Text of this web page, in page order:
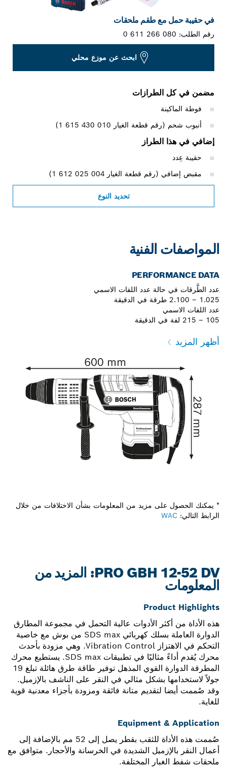
في حقيبة حمل مع طقم ملحقات
رقم الطلب:0 611 266 080
ابحث عن موزع محلي
مضمن في كل الطرازات
فوطة الماكينة
أنبوب شحم (رقم قطعة الغيار ‎1 615 430 010)
إضافي في هذا الطراز
حقيبة عِدد
مقبض إضافي (رقم قطعة الغيار ‎1 612 025 004)
تحديد النوع
المواصفات الفنية
PERFORMANCE DATA
عدد الطَّرقات في حالة عدد اللفات الاسمي
1.025 – 2.100 طرقة في الدقيقة
عدد اللفات الاسمي
105 – 215 لفة في الدقيقة
أظهر المزيد
* يمكنك الحصول على مزيد من المعلومات بشأن الاختلافات من خلال
الرابط التالي: WAC
PRO GBH 12-52 DV: المزيد من
المعلومات
Product Highlights
هذه الأداة من أكثر الأدوات عالية التحمل في مجموعة المطارق
الدوارة العاملة بسلك كهربائي SDS max من بوش مع خاصية
التحكم في الاهتزاز Vibration Control. وهي مزودة بأحدث
محرك يُقدم أداءً مثاليًا في تطبيقات SDS max. يستطيع محرك
المطرقة الدوارة القوي المذهل توفير طاقة طرق هائلة تبلغ 19
جولاً لاستخدامها بشكل مثالي في النقر على الناشف بالإزميل.
وقد صُممت أيضا لتقديم متانة فائقة ومزودة بأجزاء معدنية قوية
للغاية.
Equipment & Application
صُممت هذه الأداة للثقب بقطر يصل إلى 52 مم بالإضافة إلى
أعمال النقر بالإزميل الشديدة في الخرسانة والأحجار. متوافق مع
ملحقات شفط الغبار المختلفة.